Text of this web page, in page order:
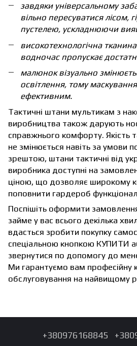
завдяки універсальному
вільно пересуватися лісом,
пустелею, ускладнюючи
високотехнологічна
водночас пропускає
малюнок візуально
освітлення, тому
ефективним.
Тактичні штани мультикам з
виробництва також дарують
справжнього комфорту. Якість
не змінюється навіть за умови
зрештою, штани тактичні від
виробника доступні на
ціною, що дозволяє широкому
поповнити гардероб
Поспішіть оформити
займе у вас всього декілька
вдасться зробити покупку
спеціальною кнопкою КУПИТИ
звернутися по допомогу до
Ми гарантуємо вам професійну
обслуговування на найвищому
+380976168845